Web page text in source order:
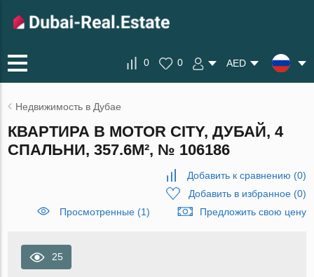
0 0 AED
Недвижимость в Дубае
КВАРТИРА В MOTOR CITY, ДУБАЙ, 4
СПАЛЬНИ, 357.6М², № 106186
Добавить к сравнению (0)
Добавить в избранное(0)
Просмотренные (1)
Предложить свою цену
25